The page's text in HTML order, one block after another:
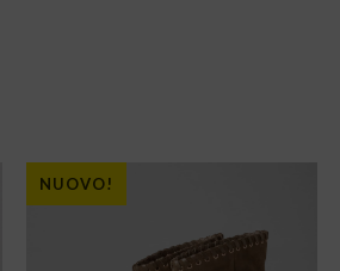
NUOVO!